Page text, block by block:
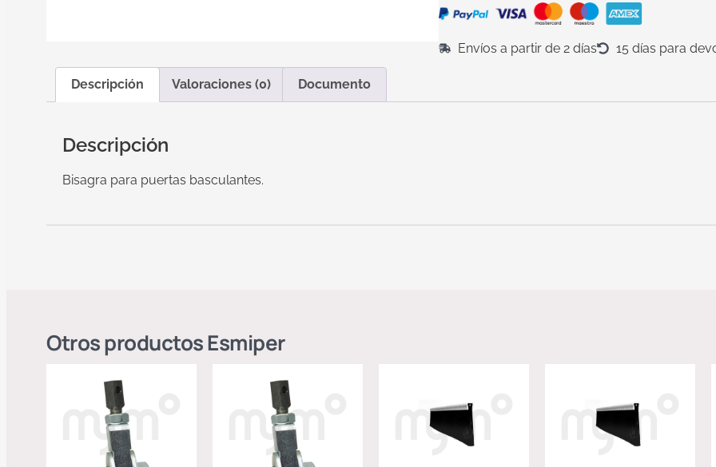
Envíos a partir de 2 días 15 días para
Descripción Valoraciones (0) Documento
Descripción
Bisagra para puertas basculantes.
Otros productosEsmiper